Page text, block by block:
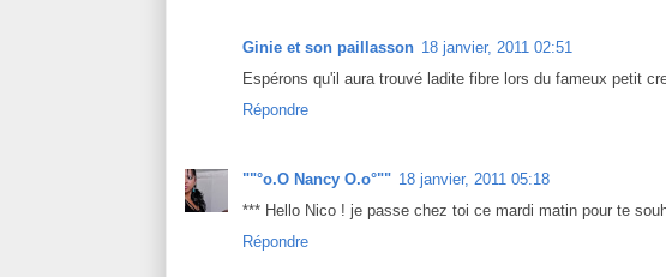
Ginie et son paillasson 18 janvier, 2011 02:51
Espérons qu'il aura trouvé ladite fibre lors du fameux petit
Répondre
""°o.O Nancy O.o°"" 18 janvier, 2011 05:18
*** Hello Nico ! je passe chez toi ce mardi matin pour te
Répondre